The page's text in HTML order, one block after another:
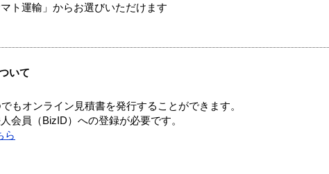
ト運輸」からお選びいただけます
いて
もオンライン見積書を発行することができます。
会員（BizID）への登録が必要です。
ら